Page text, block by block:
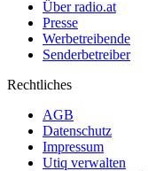
Über radio.at
Presse
Werbetreibende
Senderbetreiber
Rechtliches
AGB
Datenschutz
Impressum
Utiq verwalten